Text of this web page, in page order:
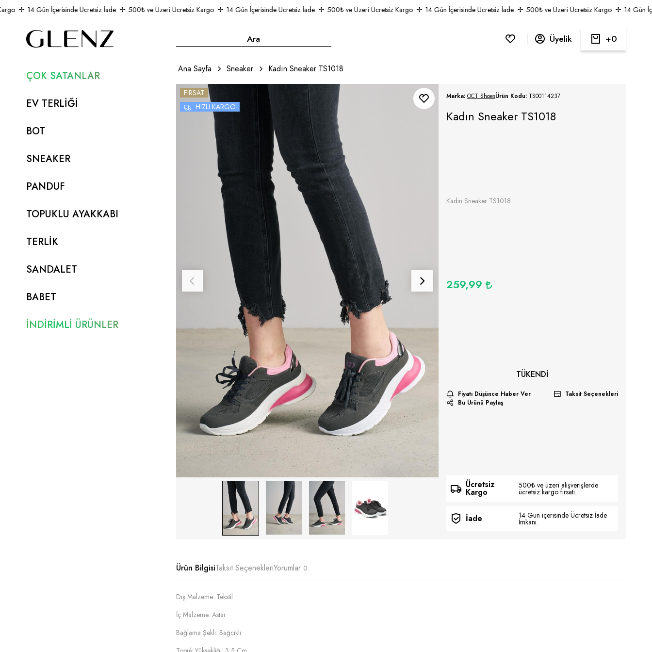
14 Gün İçerisinde Ücretsiz İade 500₺ ve Üzeri Ücretsiz Kargo 14 Gün İçerisinde Ücretsiz İade 500₺ ve Üzeri Ücretsiz Kargo 14 Gün İçerisinde Ücretsiz İade 500₺ ve Üzeri Ücretsiz Kargo 14 Gün
Üyelik 0
ÇOK SATANLAR
EV TERLİĞİ
BOT
SNEAKER
PANDUF
TOPUKLU AYAKKABI
TERLİK
SANDALET
BABET
İNDİRİMLİ ÜRÜNLER
Ana Sayfa Sneaker Kadın Sneaker TS1018
FIRSAT
HIZLI KARGO
Marka: OCT ShoesÜrün Kodu: TS00114237
Kadın Sneaker TS1018
Kadın Sneaker TS1018
259,99
TÜKENDI
Fiyatı Düşünce Haber Ver
Taksit Seçenekleri
Bu Ürünü Paylaş
Ücretsiz
Kargo
500₺ ve üzeri alışverişlerde
ücretsiz kargo fırsatı.
İade 14 Gün içerisinde Ücretsiz İade
İmkanı.
Ürün BilgisiTaksit SeçenekleriYorumlar 0
Dış Malzeme: Tekstil
İç Malzeme: Astar
Bağlama Şekli: Bağcıklı